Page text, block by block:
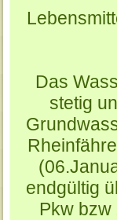
Das
stetig
endgültig
Pkw